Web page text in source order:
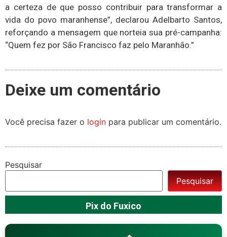
a certeza de que posso contribuir para transformar a
vida do povo maranhense”, declarou Adelbarto Santos,
reforçando a mensagem que norteia sua pré-campanha:
“Quem fez por São Francisco faz pelo Maranhão.”
Deixe um comentário
Você precisa fazer o login para publicar um comentário.
Pesquisar
Pesquisar
Pix do Fuxico